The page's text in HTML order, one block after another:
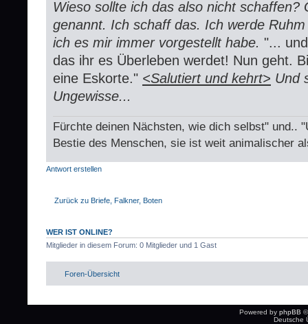
Wieso sollte ich das also nicht schaffen?
genannt. Ich schaff das. Ich werde
ich es mir immer vorgestellt habe. "...
das ihr es Überleben werdet! Nun geht.
eine Eskorte." <Salutiert und kehrt> Und
Ungewisse...
Fürchte deinen Nächsten, wie dich selbst" und..
Bestie des Menschen, sie ist weit animalischer
Antwort erstellen
Zurück zu Briefe, Falkner, Boten
WER IST ONLINE?
Mitglieder in diesem Forum: 0 Mitglieder und 1 Gast
Foren-Übersicht
Powered by phpBB
Deutsche